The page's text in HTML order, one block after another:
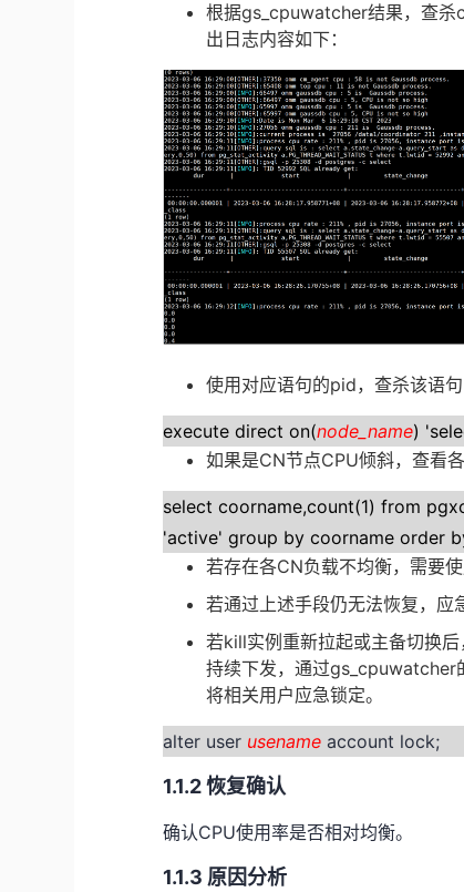
根据gs_cpuwatcher结果，查杀
出日志内容如下：
使用对应语句的pid，查杀该语句
execute direct on(node_name)
如果是CN节点CPU倾斜，查看各
select coorname,count(1) from
'active' group by coorname order
若存在各CN负载不均衡，需要
若通过上述手段仍无法恢复，应
若kill实例重新拉起或主备切换
持续下发，通过gs_cpuwatcher
将相关用户应急锁定。
alter user usename account lock;
1.1.2 恢复确认
确认CPU使用率是否相对均衡。
1.1.3 原因分析